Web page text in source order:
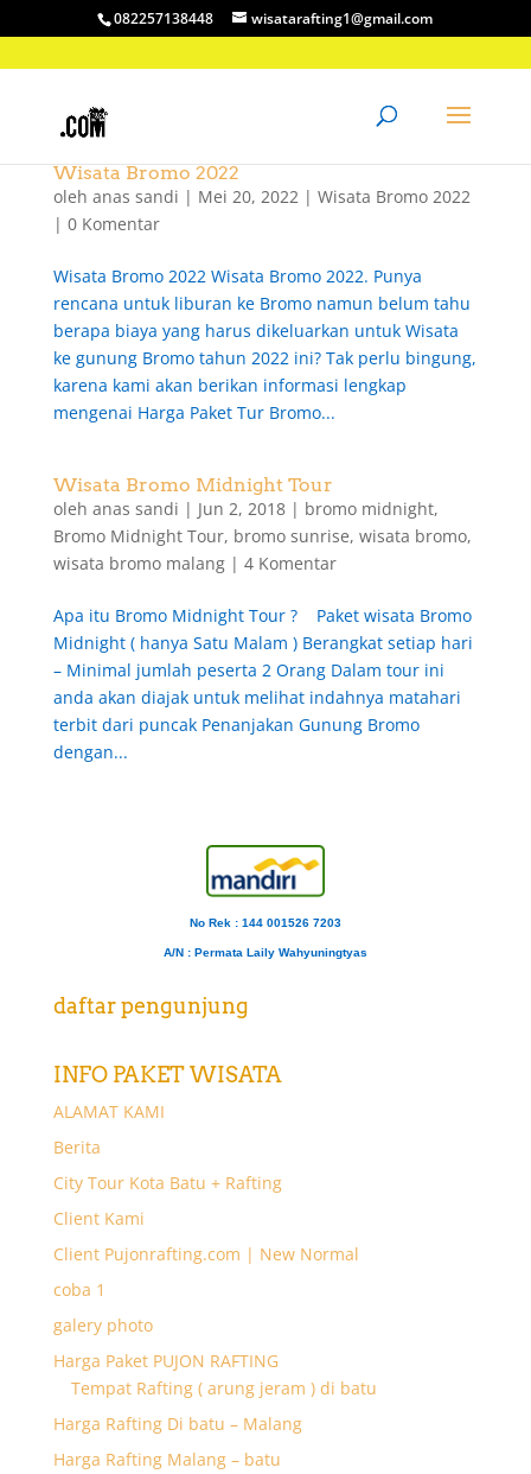
082257138448 wisatarafting1@gmail.com
Wisata Bromo 2022
oleh anas sandi | Mei 20, 2022| Wisata Bromo 2022
| 0 Komentar
Wisata Bromo 2022 Wisata Bromo 2022. Punya
rencana untuk liburan ke Bromo namun belum tahu
berapa biaya yang harus dikeluarkan untuk Wisata
ke gunung Bromo tahun 2022 ini? Tak perlu bingung,
karena kami akan berikan informasi lengkap
mengenai Harga Paket Tur Bromo...
Wisata Bromo Midnight Tour
oleh anas sandi | Jun 2, 2018| bromo midnight,
Bromo Midnight Tour, bromo sunrise, wisata bromo,
wisata bromo malang| 4 Komentar
Apa itu Bromo Midnight Tour ? Paket wisata Bromo
Midnight ( hanya Satu Malam ) Berangkat setiap hari
– Minimal jumlah peserta 2 Orang Dalam tour ini
anda akan diajak untuk melihat indahnya matahari
terbit dari puncak Penanjakan Gunung Bromo
dengan...
No Rek : 144 001526 7203
A/N : Permata Laily Wahyuningtyas
daftar pengunjung
INFO PAKET WISATA
ALAMAT KAMI
Berita
City Tour Kota Batu + Rafting
Client Kami
Client Pujonrafting.com | New Normal
coba 1
galery photo
Harga Paket PUJON RAFTING
Tempat Rafting ( arung jeram ) di batu
Harga Rafting Di batu – Malang
Harga Rafting Malang – batu